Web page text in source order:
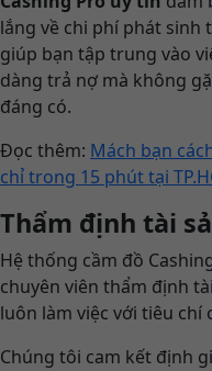
lắng về chi phí phát sinh
giúp bạn tập trung vào
dàng trả nợ mà không
đáng có.
Đọc thêm: Mách bạn
chỉ trong 15 phút tại
Thẩm định tài
Hệ thống cầm đồ
chuyên viên thẩm định
luôn làm việc với tiêu chí
Chúng tôi cam kết định